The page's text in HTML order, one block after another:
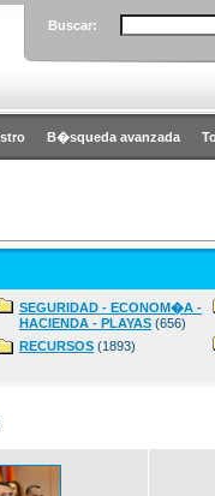
Buscar:
B�squeda avanzada
SEGURIDAD - ECONOM�A -
HACIENDA - PLAYAS (656)
RECURSOS (1893)